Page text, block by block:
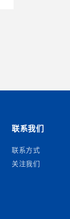
联系我们
联系方式
关注我们